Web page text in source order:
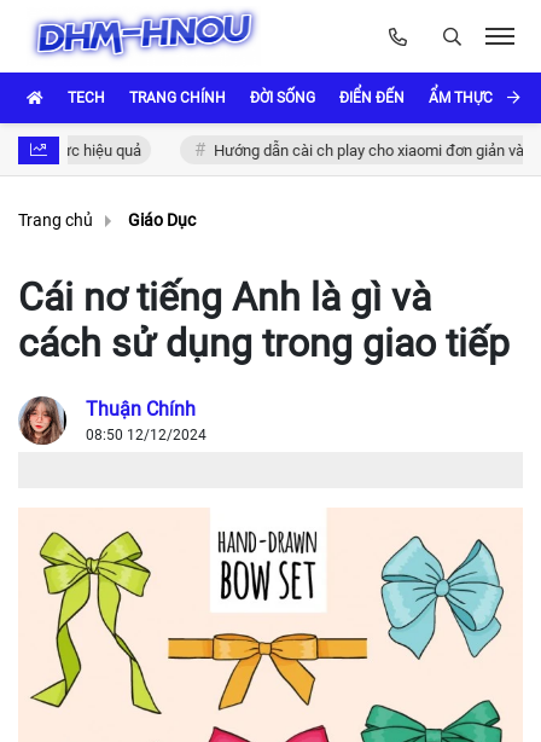
TECH TRANG CHÍNH ĐỜI SỐNG ĐIỂN ĐẾN ẨM THỰC VÀ
thực hiệu quả Hướng dẫn cài ch play cho xiaomi đơn giản và nhanh
Trang chủ Giáo Dục
Cái nơ tiếng Anh là gì và
cách sử dụng trong giao tiếp
Thuận Chính
08:50 12/12/2024